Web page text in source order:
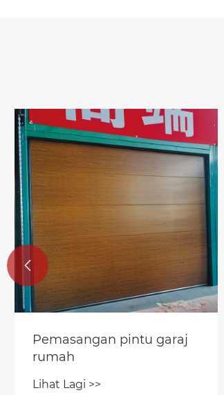
Pemasangan pintu garaj
rumah
Lihat Lagi >>
